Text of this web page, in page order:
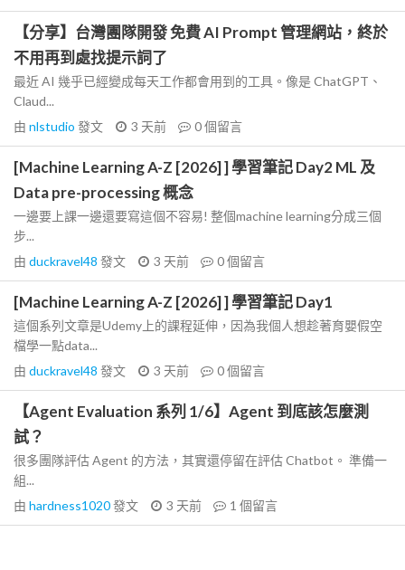
【分享】台灣團隊開發 免費 AI Prompt 管理網站，終於
不用再到處找提示詞了
最近 AI 幾乎已經變成每天工作都會用到的工具。像是 ChatGPT、
Claud...
由 nlstudio 發文 3 天前 0個留言
[Machine Learning A-Z [2026] ] 學習筆記 Day2 ML 及
Data pre-processing 概念
一邊要上課一邊還要寫這個不容易! 整個machine learning分成三個
步...
由 duckravel48 發文 3 天前 0個留言
[Machine Learning A-Z [2026] ] 學習筆記 Day1
這個系列文章是Udemy上的課程延伸，因為我個人想趁著育嬰假空
檔學一點data...
由 duckravel48 發文 3 天前 0個留言
【Agent Evaluation 系列 1/6】Agent 到底該怎麼測
試？
很多團隊評估 Agent 的方法，其實還停留在評估 Chatbot。 準備一
組...
由 hardness1020發文 3 天前 1 個留言